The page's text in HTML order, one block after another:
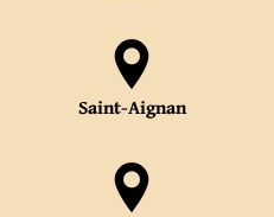
Saint-Aignan